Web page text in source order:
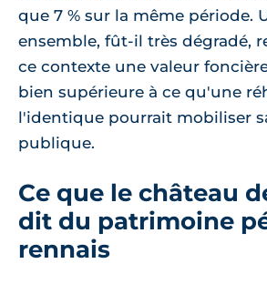
que 7 % sur la même période.
ensemble, fût-il très dégradé,
ce contexte une valeur
bien supérieure à ce qu'une
l'identique pourrait mobiliser
publique.
Ce que le château
dit du patrimoine
rennais